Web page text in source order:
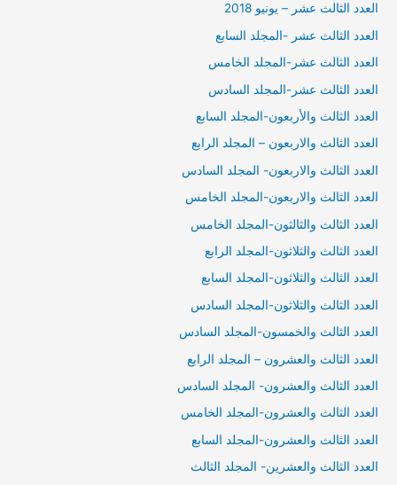
العدد الثالث عشر – يونيو 2018
العدد الثالث عشر -المجلد السابع
العدد الثالث عشر-المجلد الخامس
العدد الثالث عشر-المجلد السادس
العدد الثالث والأربعون-المجلد السابع
العدد الثالث والاربعون – المجلد الرابع
العدد الثالث والاربعون- المجلد السادس
العدد الثالث والاربعون-المجلد الخامس
العدد الثالث والثالثون-المجلد الخامس
العدد الثالث والثلاثون-المجلد الرابع
العدد الثالث والثلاثون-المجلد السابع
العدد الثالث والثلاثون-المجلد السادس
العدد الثالث والخمسون-المجلد السادس
العدد الثالث والعشرون – المجلد الرابع
العدد الثالث والعشرون- المجلد السادس
العدد الثالث والعشرون-المجلد الخامس
العدد الثالث والعشرون-المجلد السابع
العدد الثالث والعشرين- المجلد الثالث